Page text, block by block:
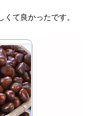
て良かったです。